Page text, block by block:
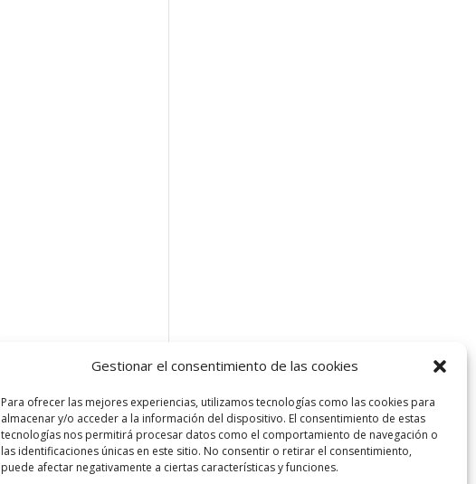
Gestionar el consentimiento de las cookies
Para ofrecer las mejores experiencias, utilizamos tecnologías como las cookies para
almacenar y/o acceder a la información del dispositivo. El consentimiento de estas
tecnologías nos permitirá procesar datos como el comportamiento de navegación o
las identificaciones únicas en este sitio. No consentir o retirar el consentimiento,
puede afectar negativamente a ciertas características y funciones.